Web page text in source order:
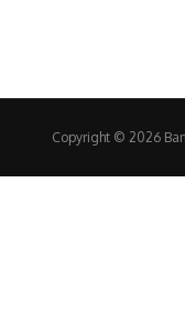
Copyright © 2026